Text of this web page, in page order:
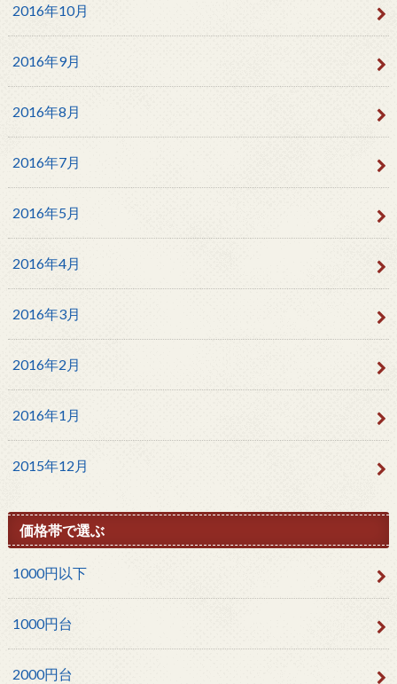
2016年10月
2016年9月
2016年8月
2016年7月
2016年5月
2016年4月
2016年3月
2016年2月
2016年1月
2015年12月
価格帯で選ぶ
1000円以下
1000円台
2000円台